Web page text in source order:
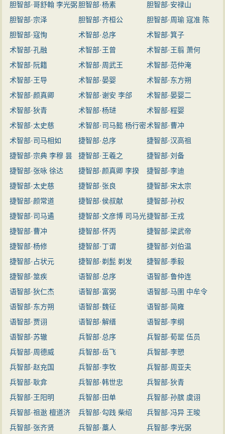
胆智部·哥舒翰 李光弼胆智部·杨素
胆智部·安禄山
胆智部·宗泽
胆智部·齐桓公
胆智部·周瑜 寇准 陈
康伯
胆智部·寇恂 术智部·总序
术智部·箕子
术智部·孔融
术智部·王曾
术智部·王翦 萧何
术智部·阮籍
术智部·周武王
术智部·范仲淹
术智部·王导
术智部·晏婴
术智部·东方朔
术智部·颜真卿
术智部·谢安 李郃
术智部·晏婴二
术智部·狄青
术智部·杨琎
术智部·程婴
术智部·太史慈
术智部·司马懿 杨行密
孙坚 仇钺
术智部·曹冲
术智部·司马相如
捷智部·总序
捷智部·汉高祖
捷智部·宗典 李穆 昙
永
捷智部·王羲之
捷智部·刘备
捷智部·张咏 徐达
捷智部·颜真卿 李揆
捷智部·李迪
捷智部·太史慈
捷智部·张良
捷智部·宋太宗
捷智部·颜常道
捷智部·侯叔献
捷智部·孙权
捷智部·司马遹
捷智部·文彦博 司马光捷智部·王戎
捷智部·曹冲
捷智部·怀丙
捷智部·梁武帝
捷智部·杨修
捷智部·丁谓
捷智部·刘伯温
捷智部·占状元
捷智部·剃髭 剃发
捷智部·季毅
捷智部·筮疾
语智部·总序
语智部·鲁仲连
语智部·狄仁杰
语智部·富弼
语智部·马圉 中牟令
语智部·东方朔
语智部·魏征
语智部·简雍
语智部·贾诩
语智部·解缙
语智部·李纲
语智部·苏辙
兵智部·总序
兵智部·荀罂 伍员
兵智部·周德威
兵智部·岳飞
兵智部·李愬
兵智部·赵充国
兵智部·李牧
兵智部·周亚夫
兵智部·耿弇
兵智部·韩世忠
兵智部·狄青
兵智部·王阳明
兵智部·田单
兵智部·孙膑 虞诩
兵智部·祖逖 檀道济
岳飞
兵智部·勾践 柴绍
兵智部·冯异 王晙
兵智部·张齐贤
兵智部·藁人
兵智部·李光弼